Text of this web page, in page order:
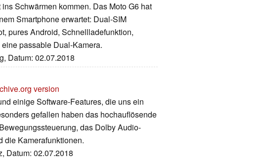
Schwärmen kommen. Das Moto G6 hat
Smartphone erwartet: Dual-SIM
pures Android, Schnellladefunktion,
passable Dual-Kamera.
Datum: 02.07.2018
version
einige Software-Features, die uns ein
gefallen haben das hochauflösende
das Dolby Audio-
die Kamerafunktionen.
Datum: 02.07.2018